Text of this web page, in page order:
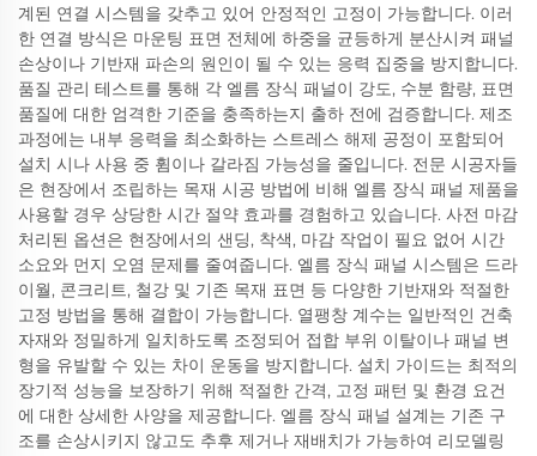
계된 연결 시스템을 갖추고 있어 안정적인 고정이 가능합니다. 이러
한 연결 방식은 마운팅 표면 전체에 하중을 균등하게 분산시켜 패널
손상이나 기반재 파손의 원인이 될 수 있는 응력 집중을 방지합니다.
품질 관리 테스트를 통해 각 엘름 장식 패널이 강도, 수분 함량, 표면
품질에 대한 엄격한 기준을 충족하는지 출하 전에 검증합니다. 제조
과정에는 내부 응력을 최소화하는 스트레스 해제 공정이 포함되어
설치 시나 사용 중 휨이나 갈라짐 가능성을 줄입니다. 전문 시공자들
은 현장에서 조립하는 목재 시공 방법에 비해 엘름 장식 패널 제품을
사용할 경우 상당한 시간 절약 효과를 경험하고 있습니다. 사전 마감
처리된 옵션은 현장에서의 샌딩, 착색, 마감 작업이 필요 없어 시간
소요와 먼지 오염 문제를 줄여줍니다. 엘름 장식 패널 시스템은 드라
이월, 콘크리트, 철강 및 기존 목재 표면 등 다양한 기반재와 적절한
고정 방법을 통해 결합이 가능합니다. 열팽창 계수는 일반적인 건축
자재와 정밀하게 일치하도록 조정되어 접합 부위 이탈이나 패널 변
형을 유발할 수 있는 차이 운동을 방지합니다. 설치 가이드는 최적의
장기적 성능을 보장하기 위해 적절한 간격, 고정 패턴 및 환경 요건
에 대한 상세한 사양을 제공합니다. 엘름 장식 패널 설계는 기존 구
조를 손상시키지 않고도 추후 제거나 재배치가 가능하여 리모델링